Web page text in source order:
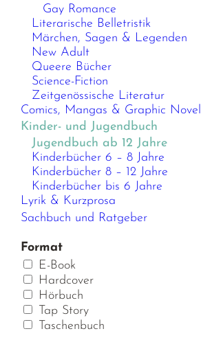
Gay Romance
Literarische Belletristik
Märchen, Sagen & Legenden
New Adult
Queere Bücher
Science-Fiction
Zeitgenössische Literatur
Comics, Mangas & Graphic Novel
Kinder- und Jugendbuch
Jugendbuch ab 12 Jahre
Kinderbücher 6 – 8 Jahre
Kinderbücher 8 – 12 Jahre
Kinderbücher bis 6 Jahre
Lyrik & Kurzprosa
Sachbuch und Ratgeber
Format
E-Book
Hardcover
Hörbuch
Tap Story
Taschenbuch